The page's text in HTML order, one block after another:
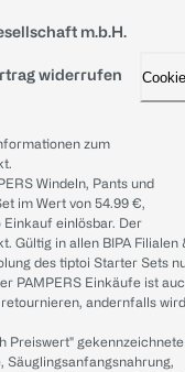
m.b.H.
widerrufen
zum
Windeln, Pants und
im Wert von 54.99 €,
Einkauf einlösbar. Der
Gültig in allen BIPA Filialen
des tiptoi Starter Sets
PAMPERS Einkäufe ist
andernfalls wird
Preiswert" gekennzeichnete
Säuglingsanfangsnahrung,